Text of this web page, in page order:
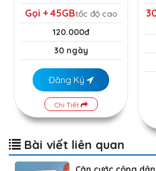
Gọi + 45GBtốc độ cao
120.000đ
30 ngày
Đăng Ký
Chi Tiết
Bài viết liên quan